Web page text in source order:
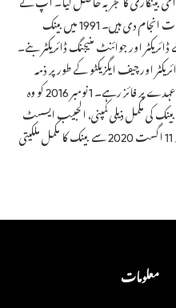
حبیب انشورنس کمپنی لمیٹڈ کے بورڈ پر بھی خدمات انجام دی ہیں۔ 1991 میں بینک
اور جوائنٹ منیجنگ ڈائریکٹر بنے۔
اور چیف ایگزیکٹو کے طور پر ذمہ
داریاں سنبھالیں اور 31 اکتوبر 2016 تک اس عہدے پر فائز رہے۔ 1 نومبر 2016 کو وہ
کی مکمل ذیلی کمپنی، الحبیب ایسسٹ
مینجمنٹ لمیٹڈ کے بورڈ کے چیئرمین بھی ہیں، جو 11 اگست 2020 سے بینک کا مکمل ملکیتی
معلومات